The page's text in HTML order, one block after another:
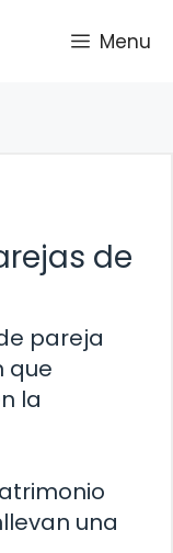
Menu
de
pareja
que
la
una